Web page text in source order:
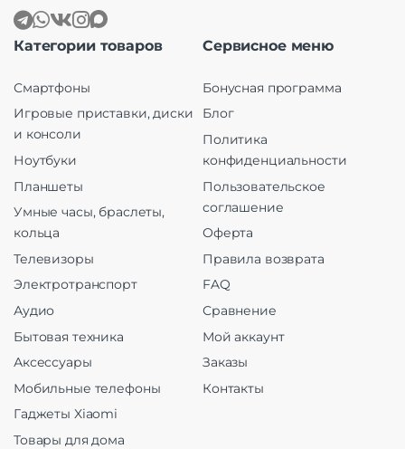
Категории товаров
Смартфоны
Игровые приставки, диски
и консоли
Ноутбуки
Планшеты
Умные часы, браслеты,
кольца
Телевизоры
Электротранспорт
Аудио
Бытовая техника
Аксессуары
Мобильные телефоны
Гаджеты Xiaomi
Товары для дома
Сервисное меню
Бонусная программа
Блог
Политика
конфиденциальности
Пользовательское
соглашение
Оферта
Правила возврата
FAQ
Сравнение
Мой аккаунт
Заказы
Контакты